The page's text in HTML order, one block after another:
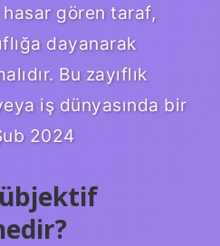
gören taraf,
dayanarak
Bu zayıflık
iş dünyasında bir
2024